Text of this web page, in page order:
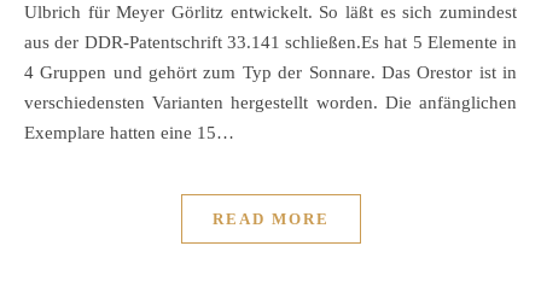
Ulbrich für Meyer Görlitz entwickelt. So läßt es sich zumindest
aus der DDR-Patentschrift 33.141 schließen.Es hat 5 Elemente in
4 Gruppen und gehört zum Typ der Sonnare. Das Orestor ist in
verschiedensten Varianten hergestellt worden. Die anfänglichen
Exemplare hatten eine 15…
READ MORE